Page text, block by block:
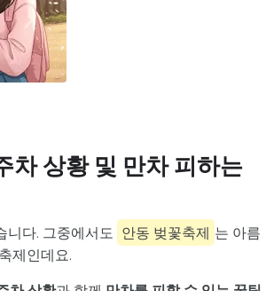
차 상황 및 만차 피하는
니다. 그중에서도 안동 벚꽃축제 는 아름
제인데요.